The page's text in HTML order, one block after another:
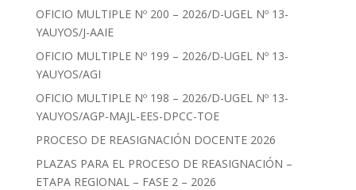
OFICIO MULTIPLE Nº 200 – 2026/D-UGEL Nº 13-
YAUYOS/J-AAIE
OFICIO MULTIPLE Nº 199 – 2026/D-UGEL Nº 13-
YAUYOS/AGI
OFICIO MULTIPLE Nº 198 – 2026/D-UGEL Nº 13-
YAUYOS/AGP-MAJL-EES-DPCC-TOE
PROCESO DE REASIGNACIÓN DOCENTE 2026
PLAZAS PARA EL PROCESO DE REASIGNACIÓN –
ETAPA REGIONAL – FASE 2 – 2026